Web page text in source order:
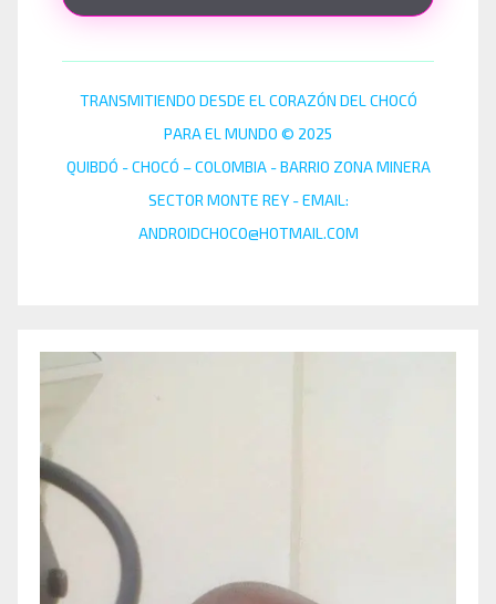
TRANSMITIENDO DESDE EL CORAZÓN DEL CHOCÓ
PARA EL MUNDO © 2025
QUIBDÓ - CHOCÓ – COLOMBIA - BARRIO ZONA MINERA
SECTOR MONTE REY - EMAIL:
ANDROIDCHOCO@HOTMAIL.COM